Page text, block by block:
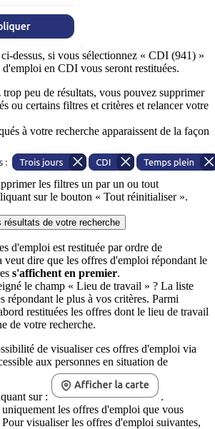
dessus, si vous sélectionnez « CDI (941) »
d'emploi en CDI vous seront restituées.
trop peu de résultats, vous pouvez supprimer
ou certains filtres et critères et relancer votre
à votre recherche apparaissent de la façon
les filtres un par un ou tout
sur le bouton « Tout réinitialiser ».
résultats de votre recherche
d'emploi est restituée par ordre de
veut dire que les offres d'emploi répondant le
s'affichent en premier.
le champ « Lieu de travail » ? La liste
répondant le plus à vos critères. Parmi
restituées les offres dont le lieu de travail
de votre recherche.
de visualiser ces offres d'emploi via
aux personnes en situation de
sur :
.
les offres d'emploi que vous
visualiser les offres d'emploi suivantes,